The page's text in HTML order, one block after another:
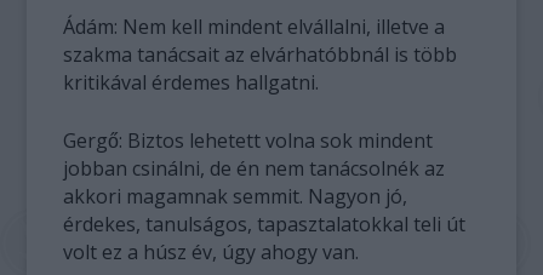
Ádám: Nem kell mindent elvállalni, illetve a
szakma tanácsait az elvárhatóbbnál is több
kritikával érdemes hallgatni.
Gergő: Biztos lehetett volna sok mindent
jobban csinálni, de én nem tanácsolnék az
akkori magamnak semmit. Nagyon jó,
érdekes, tanulságos, tapasztalatokkal teli út
volt ez a húsz év, úgy ahogy van.